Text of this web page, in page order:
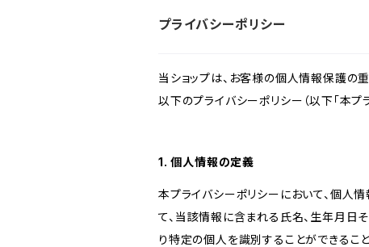
プライバシーポリシー
当ショップは、お客様の個人情報保護の
以下のプライバシーポリシー（以下「本プ
1. 個人情報の定義
本プライバシーポリシーにおいて、個人
て、当該情報に含まれる氏名、生年月日
り特定の個人を識別することができるこ